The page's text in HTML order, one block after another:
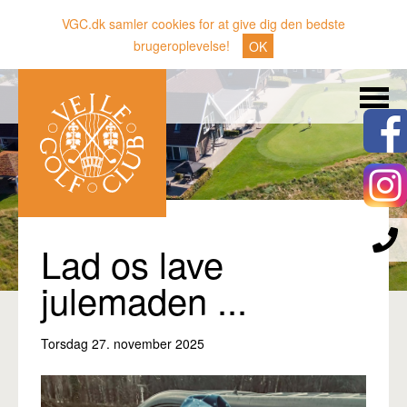
VGC.dk samler cookies for at give dig den bedste
brugeroplevelse!
OK
Nyheder
Klubben
Gæster
Sporten
Erhverv
Den lille Kok
Lad os lave
julemaden ...
Torsdag 27. november 2025